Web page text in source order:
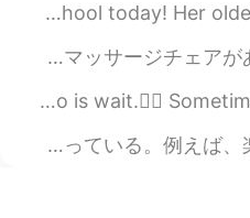
My youngest child, she's 11 y.o. has just
こんばんは、今日の大阪は寒いですね。仕事の休憩中に日本語を勉強しました。書いた日本語はあって
Sometimes all we can do I hope.✨ Sometimes all
今日は僕の仕事について話したいと思います。 僕はテスト自動化エンジニアっていう仕事をしている